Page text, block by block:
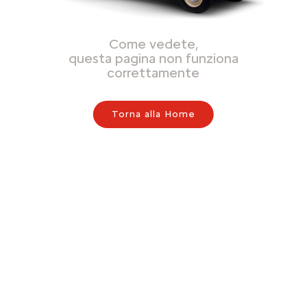
Come vedete,
questa pagina non funziona
correttamente
Torna alla Home